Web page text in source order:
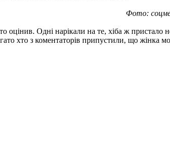
Фото:
оцінив. Одні нарікали на те, хіба ж
хто з коментаторів припустили, що жінка